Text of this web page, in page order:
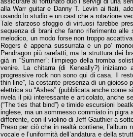
alla Warr guitar e Danny T. Levin ai fiati,
usando lo studio e un cast che a rotazione
Tale sfarzoso sfoggio di virtuosi farebbe
sequenza di brani che fanno riferimento
melodico, un modo forse non troppo
Rogers è appena sussurrata e un po’
Pendragon più rarefatti, ma la struttura dei
già in “Summer”: l’impiego della tromba
venire. La chitarra (di Keneally?) iniziamo
progressive rock non sono qui di casa. Il
thin line”, la costante presenza di un gioioso
elettrica su “Ashes” (pubblicata anche come
rivela il più interessante e articolato, anche
(“The ties that bind”) e timide escursioni
inglese, ma un sommesso commiato in pigra
differente, con il violino di Jeff Gauthier a
Preso per ciò che in realtà contiene, l’album
vocale e l’uniformità dell’andatura e della